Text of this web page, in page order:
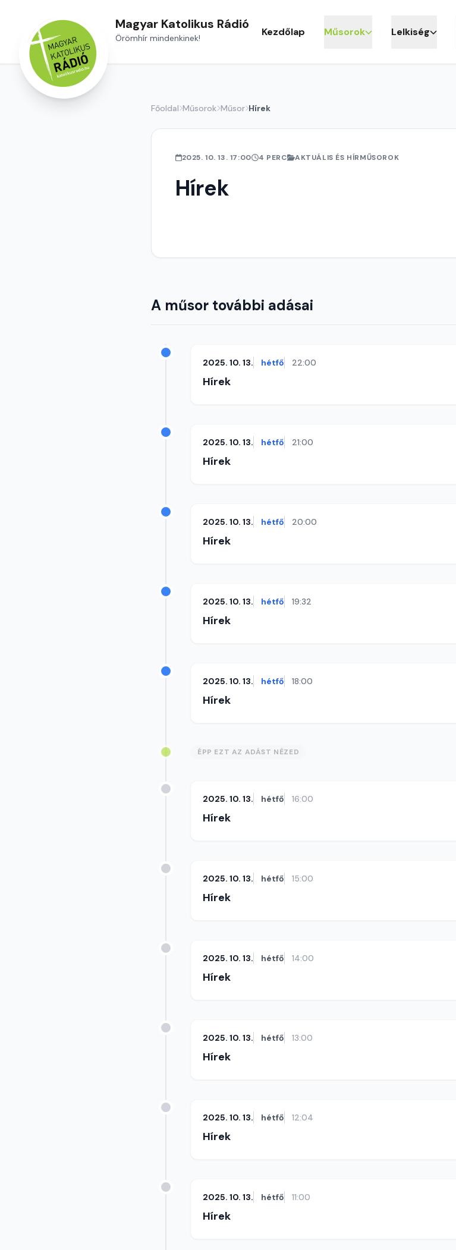
Magyar Katolikus Rádió
Örömhír mindenkinek! Kezdőlap Műsorok Lelkiség
Főoldal Műsorok Műsor Hírek
2025. 10. 13. 17:00 4 PERC AKTUÁLIS ÉS HÍRMŰSOROK
Hírek
A műsor további adásai
2025. 10. 13. hétfő 22:00
Hírek
2025. 10. 13. hétfő 21:00
Hírek
2025. 10. 13. hétfő 20:00
Hírek
2025. 10. 13. hétfő 19:32
Hírek
2025. 10. 13. hétfő 18:00
Hírek
ÉPP EZT AZ ADÁST NÉZED
2025. 10. 13. hétfő 16:00
Hírek
2025. 10. 13. hétfő 15:00
Hírek
2025. 10. 13. hétfő 14:00
Hírek
2025. 10. 13. hétfő 13:00
Hírek
2025. 10. 13. hétfő 12:04
Hírek
2025. 10. 13. hétfő 11:00
Hírek